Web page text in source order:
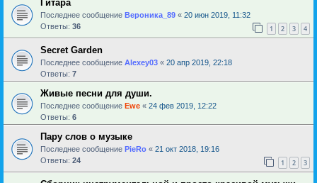
Гитара
Последнее сообщение Вероника_89 « 20 июн 2019, 11:32
Ответы: 36 1 2 3 4
Secret Garden
Последнее сообщение Alexey03 « 20 апр 2019, 22:18
Ответы: 7
Живые песни для души.
Последнее сообщение Ewe « 24 фев 2019, 12:22
Ответы: 6
Пару слов о музыке
Последнее сообщение PieRo « 21 окт 2018, 19:16
Ответы: 24 1 2 3